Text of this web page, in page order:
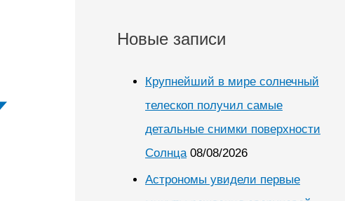
Новые записи
Крупнейший в мире солнечный
телескоп получил самые
детальные снимки поверхности
Солнца 08/08/2026
Астрономы увидели первые